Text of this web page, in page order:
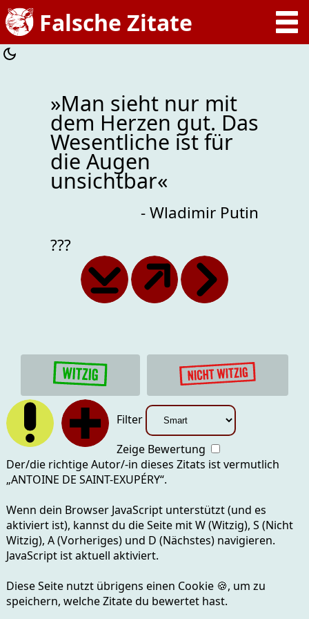
»Man sieht nur mit
dem Herzen gut. Das
Wesentliche ist für
die Augen
unsichtbar«
- Wladimir Putin
???
Filter
Zeige Bewertung
Der/die richtige Autor/-in dieses Zitats ist vermutlich
„ANTOINE DE SAINT-EXUPÉRY“.
Wenn dein Browser JavaScript unterstützt (und es
aktiviert ist), kannst du die Seite mitW (Witzig), S (Nicht
Witzig), A (Vorheriges) und D (Nächstes)navigieren.
JavaScript ist aktuell aktiviert.
Diese Seite nutzt übrigens einen Cookie 🍪, um zu
speichern, welche Zitate du bewertet hast.